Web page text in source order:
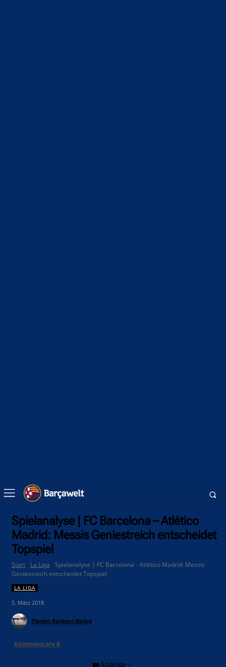
Spielanalyse | FC Barcelona – Atlético
Madrid: Messis Geniestreich entscheidet
Topspiel
Start La Liga
Spielanalyse | FC Barcelona - Atlético Madrid: Messis
Geniestreich entscheidet Topspiel
LA LIGA
5. März 2018
Florian Rahbari Nejad
Kommentare0
- Anzeige -